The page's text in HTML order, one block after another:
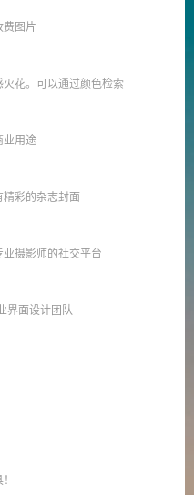
费图片
花。可以通过颜色检索
业用途
彩的杂志封面
摄影师的社交平台
界面设计团队